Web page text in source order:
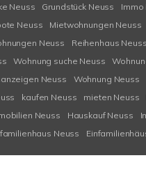
Neuss
Grundstück Neuss
Immo
Neuss
Mietwohnungen Neuss
Neuss Reihenhaus Neuss
Wohnung suche Neuss
Neuss
Wohnung Neuss
kaufen Neuss mieten Neuss
Neuss Hauskauf Neuss
Neuss